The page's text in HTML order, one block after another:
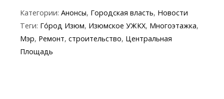
e
b
o
itt
er
e
gr
er at
s
y
p
t ai
l
Категории: Анонсы, Городская власть, Новости
Теги: Го́род Изюм, Изюмское УЖКХ, Многоэтажка,
Мэр, Ремонт, строительство, Центральная
Площадь